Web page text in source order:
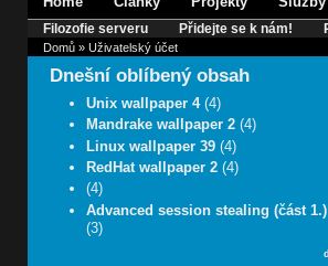
Filozofie serveru Přidejte se k nám!
Domů» Uživatelský účet
Dnešní oblíbený obsah
Unix wallpaper 4 (4)
Mandrake wallpaper 2 (4)
Linux wallpaper 39 (4)
RedHat wallpaper 2 (4)
(4)
Advanced session stealing (část 1.)
(3)